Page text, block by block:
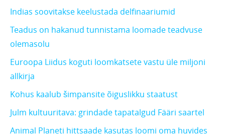
Indias soovitakse keelustada delfinaariumid
Teadus on hakanud tunnistama loomade teadvuse
olemasolu
Euroopa Liidus koguti loomkatsete vastu üle miljoni
allkirja
Kohus kaalub šimpansite õiguslikku staatust
Julm kultuuritava: grindade tapatalgud Fääri saartel
Animal Planeti hittsaade kasutas loomi oma huvides